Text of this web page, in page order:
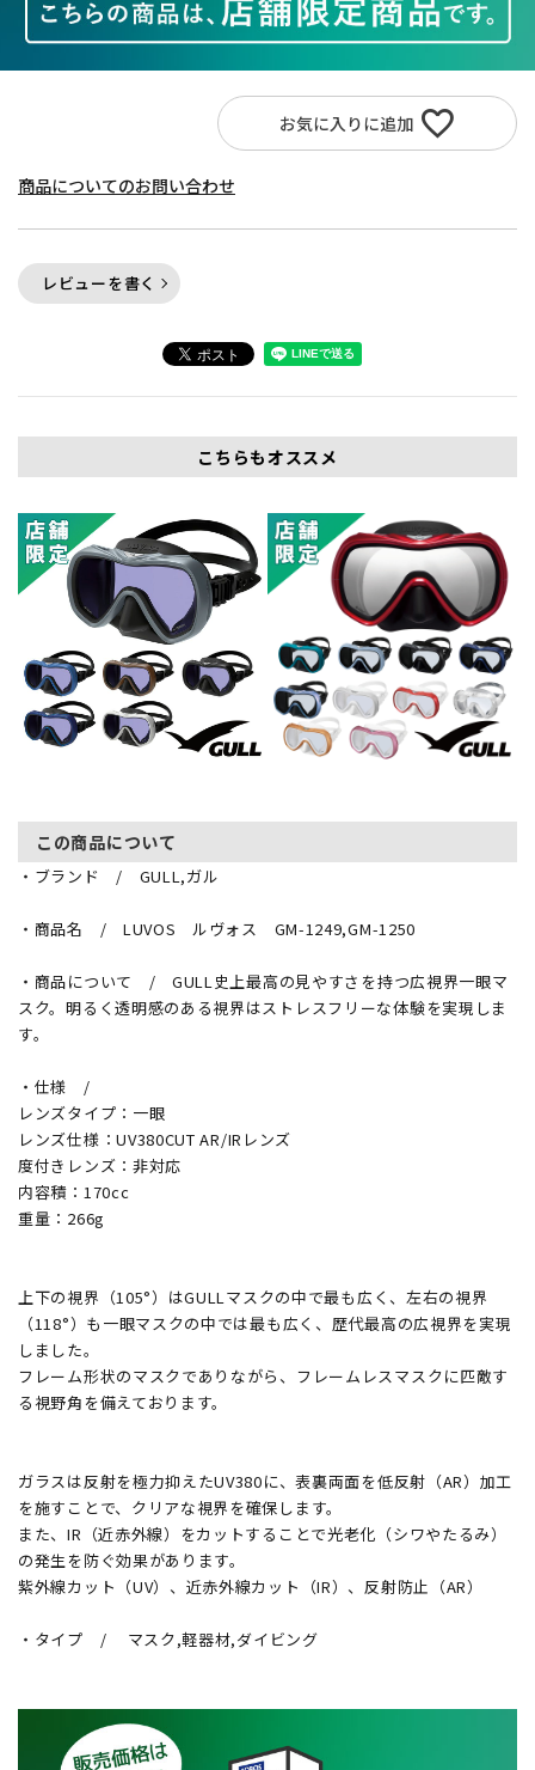
お気に入りに追加
商品についてのお問い合わせ
レビューを書く
こちらもオススメ
この商品について
・ブランド / GULL,ガル
・商品名 / LUVOS ルヴォス GM-1249,GM-1250
・商品について / GULL史上最高の見やすさを持つ広視界一眼マ
スク。明るく透明感のある視界はストレスフリーな体験を実現しま
す。
・仕様 /
レンズタイプ：一眼
レンズ仕様：UV380CUT AR/IRレンズ
度付きレンズ：非対応
内容積：170cc
重量：266g
上下の視界（105°）はGULLマスクの中で最も広く、左右の視界
（118°）も一眼マスクの中では最も広く、歴代最高の広視界を実現
しました。
フレーム形状のマスクでありながら、フレームレスマスクに匹敵す
る視野角を備えております。
ガラスは反射を極力抑えたUV380に、表裏両面を低反射（AR）加工
を施すことで、クリアな視界を確保します。
また、IR（近赤外線）をカットすることで光老化（シワやたるみ）
の発生を防ぐ効果があります。
紫外線カット（UV）、近赤外線カット（IR）、反射防止（AR）
・タイプ / マスク,軽器材,ダイビング